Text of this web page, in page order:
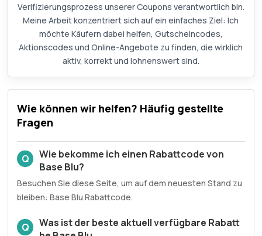
Verifizierungsprozess unserer Coupons verantwortlich bin.
Meine Arbeit konzentriert sich auf ein einfaches Ziel: Ich
möchte Käufern dabei helfen, Gutscheincodes,
Aktionscodes und Online-Angebote zu finden, die wirklich
aktiv, korrekt und lohnenswert sind.
Wie können wir helfen? Häufig gestellte
Fragen
Q
Wie bekomme ich einen Rabattcode von
Base Blu?
Besuchen Sie diese Seite, um auf dem neuesten Stand zu
bleiben: Base Blu Rabattcode.
Q
Was ist der beste aktuell verfügbare Rabatt